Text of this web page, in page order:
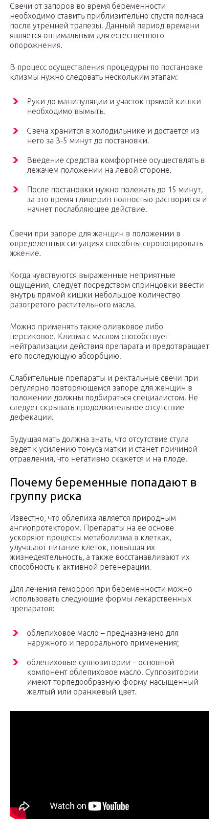
Свечи от запоров во время беременности
необходимо ставить приблизительно спустя полчаса
после утренней трапезы. Данный период времени
является оптимальным для естественного
опорожнения.
В процесс осуществления процедуры по постановке
клизмы нужно следовать нескольким этапам:
Руки до манипуляции и участок прямой кишки
необходимо вымыть.
Свеча хранится в холодильнике и достается из
него за 3-5 минут до постановки.
Введение средства комфортнее осуществлять в
лежачем положении на левой стороне.
После постановки нужно полежать до 15 минут,
за это время глицерин полностью растворится и
начнет послабляющее действие.
Свечи при запоре для женщин в положении в
определенных ситуациях способны спровоцировать
жжение.
Когда чувствуются выраженные неприятные
ощущения, следует посредством спринцовки ввести
внутрь прямой кишки небольшое количество
разогретого растительного масла.
Можно применять также оливковое либо
персиковое. Клизма с маслом способствует
нейтрализации действия препарата и предотвращает
его последующую абсорбцию.
Слабительные препараты и ректальные свечи при
регулярно повторяющемся запоре для женщин в
положении должны подбираться специалистом. Не
следует скрывать продолжительное отсутствие
дефекации.
Будущая мать должна знать, что отсутствие стула
ведет к усилению тонуса матки и станет причиной
отравления, что негативно скажется и на плоде.
Почему беременные попадают в
группу риска
Известно, что облепиха является природным
ангиопротектором. Препараты на ее основе
ускоряют процессы метаболизма в клетках,
улучшают питание клеток, повышая их
жизнедеятельность, а также восстанавливают их
способность к активной регенерации.
Для лечения геморроя при беременности можно
использовать следующие формы лекарственных
препаратов:
облепиховое масло – предназначено для
наружного и перорального применения;
облепиховые суппозитории – основной
компонент облепиховое масло. Суппозитории
имеют торпедообразную форму насыщенный
желтый или оранжевый цвет.